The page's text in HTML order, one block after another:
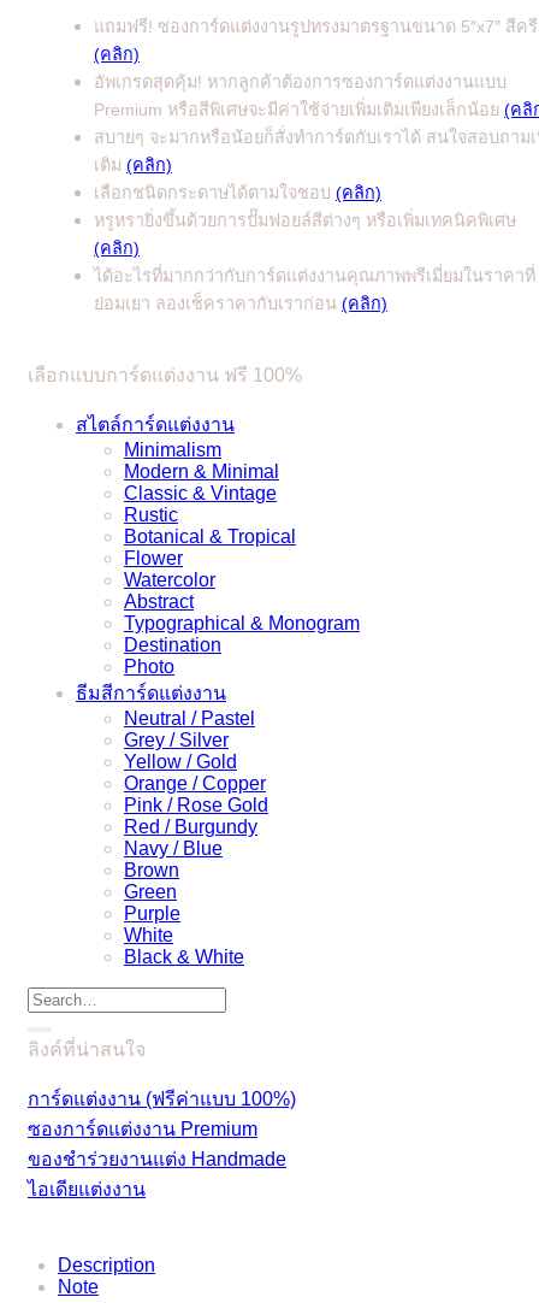
แถมฟรี! ซองการ์ดแต่งงานรูปทรงมาตรฐานขนาด 5″x7″ สีค
(คลิก)
อัพเกรดสุดคุ้ม! หากลูกค้าต้องการซองการ์ดแต่งงานแบบ
Premium หรือสีพิเศษจะมีค่าใช้จ่ายเพิ่มเติมเพียงเล็กน้อย (คลิ
สบายๆ จะมากหรือน้อยก็สั่งทำการ์ดกับเราได้ สนใจสอบถาม
เติม (คลิก)
เลือกชนิดกระดาษได้ตามใจชอบ (คลิก)
หรูหรายิ่งขึ้นด้วยการปั๊มฟอยล์สีต่างๆ หรือเพิ่มเทคนิคพิเศษ
(คลิก)
ได้อะไรที่มากกว่ากับการ์ดแต่งงานคุณภาพพรีเมี่ยมในราคาที่
ย่อมเยา ลองเช็คราคากับเราก่อน (คลิก)
เลือกแบบการ์ดแต่งงาน ฟรี 100%
สไตล์การ์ดแต่งงาน
Minimalism
Modern & Minimal
Classic & Vintage
Rustic
Botanical & Tropical
Flower
Watercolor
Abstract
Typographical & Monogram
Destination
Photo
ธีมสีการ์ดแต่งงาน
Neutral / Pastel
Grey / Silver
Yellow / Gold
Orange / Copper
Pink / Rose Gold
Red / Burgundy
Navy / Blue
Brown
Green
Purple
White
Black & White
Search
for:
ลิงค์ที่น่าสนใจ
การ์ดแต่งงาน (ฟรีค่าแบบ 100%)
ซองการ์ดแต่งงาน Premium
ของชำร่วยงานแต่ง Handmade
ไอเดียแต่งงาน
Description
Note